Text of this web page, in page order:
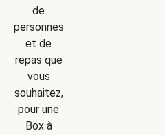
de
personnes
et de
repas que
vous
souhaitez,
pour une
Box à